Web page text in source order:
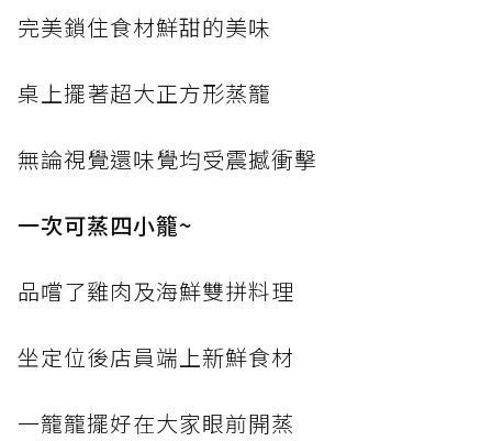
完美鎖住食材鮮甜的美味
桌上擺著超大正方形蒸籠
無論視覺還味覺均受震撼衝擊
一次可蒸四小籠~
品嚐了雞肉及海鮮雙拼料理
坐定位後店員端上新鮮食材
一籠籠擺好在大家眼前開蒸